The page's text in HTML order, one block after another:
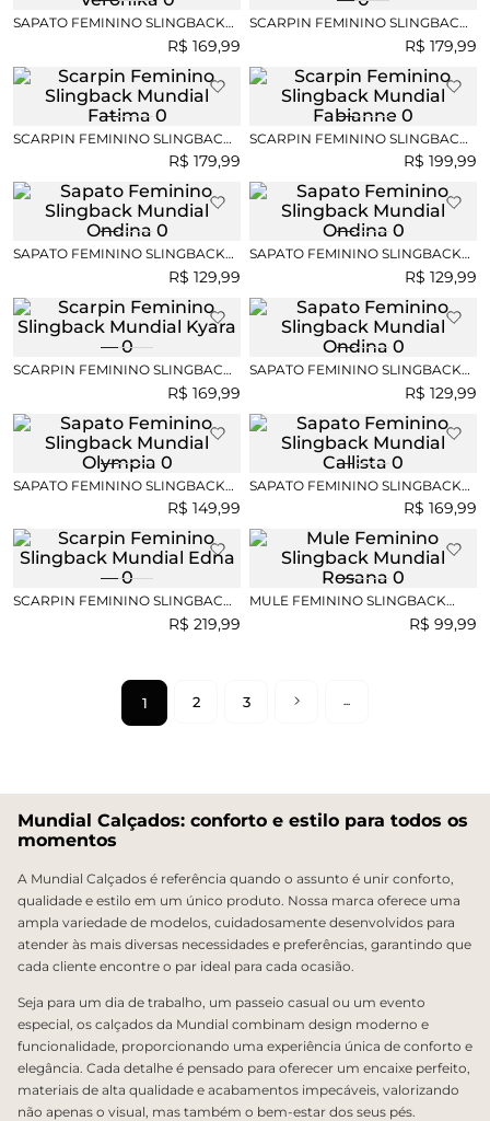
SAPATO FEMININO SLINGBACK
R$ 169,99
SCARPIN FEMININO SLINGBACK
R$ 179,99
SCARPIN FEMININO SLINGBACK
R$ 179,99
SCARPIN FEMININO SLINGBACK
R$ 199,99
SAPATO FEMININO SLINGBACK
R$ 129,99
SAPATO FEMININO SLINGBACK
R$ 129,99
SCARPIN FEMININO SLINGBACK
R$ 169,99
SAPATO FEMININO SLINGBACK
R$ 129,99
SAPATO FEMININO SLINGBACK
R$ 149,99
SAPATO FEMININO SLINGBACK
R$ 169,99
SCARPIN FEMININO SLINGBACK
R$ 219,99
MULE FEMININO SLINGBACK
R$ 99,99
1 2 3
Mundial Calçados: conforto e estilo para todos os
momentos
A Mundial Calçados é referência quando o assunto é unir conforto,
qualidade e estilo em um único produto. Nossa marca oferece uma
ampla variedade de modelos, cuidadosamente desenvolvidos para
atender às mais diversas necessidades e preferências, garantindo que
cada cliente encontre o par ideal para cada ocasião.
Seja para um dia de trabalho, um passeio casual ou um evento
especial, os calçados da Mundial combinam design moderno e
funcionalidade, proporcionando uma experiência única de conforto e
elegância. Cada detalhe é pensado para oferecer um encaixe perfeito,
materiais de alta qualidade e acabamentos impecáveis, valorizando
não apenas o visual, mas também o bem-estar dos seus pés.